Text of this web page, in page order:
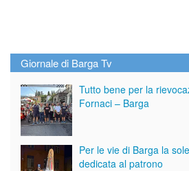
Giornale di Barga Tv
Tutto bene per la
Fornaci – Barga
Per le vie di Barga la
dedicata al patrono